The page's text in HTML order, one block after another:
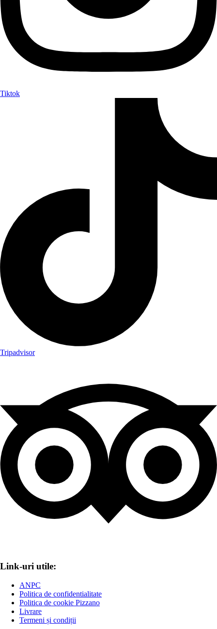
Tiktok
Tripadvisor
Link-uri utile:
ANPC
Politica de confidentialitate
Politica de cookie Pizzano
Livrare
Termeni și condiții